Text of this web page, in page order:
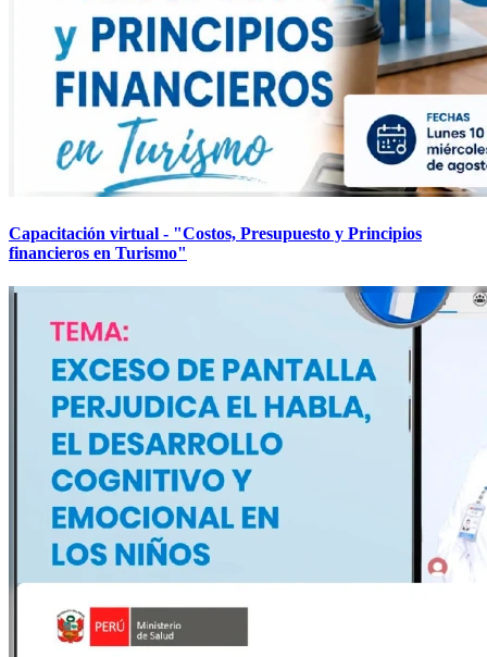
Capacitación virtual - "Costos, Presupuesto y Principios
financieros en Turismo"